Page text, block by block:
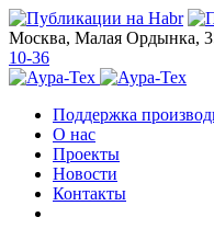
Москва, Малая Ордынка,
10-36
Поддержка
О нас
Проекты
Новости
Контакты